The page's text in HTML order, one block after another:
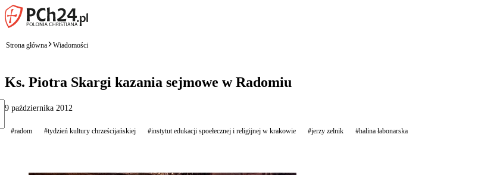
Strona główna Wiadomości
Ks. Piotra Skargi kazania sejmowe w Radomiu
9 października 2012
#radom #tydzień kultury chrześcijańskiej #instytut edukacji spoełecznej i religijnej w krakowie #jerzy zelnik #halina łabonarska